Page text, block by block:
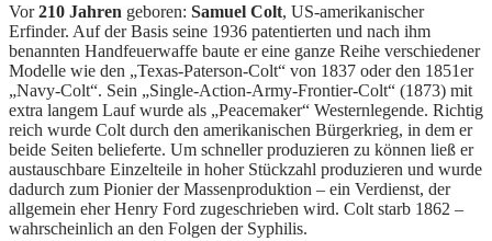
Vor210 Jahren geboren: Samuel Colt, US-amerikanischer
Erfinder. Auf der Basis seine 1936 patentierten und nach ihm
benannten Handfeuerwaffe baute er eine ganze Reihe verschiedener
Modelle wie den „Texas-Paterson-Colt“ von 1837 oder den 1851er
„Navy-Colt“. Sein „Single-Action-Army-Frontier-Colt“ (1873) mit
extra langem Lauf wurde als „Peacemaker“ Westernlegende. Richtig
reich wurde Colt durch den amerikanischen Bürgerkrieg, in dem er
beide Seiten belieferte. Um schneller produzieren zu können ließ er
austauschbare Einzelteile in hoher Stückzahl produzieren und wurde
dadurch zum Pionier der Massenproduktion – ein Verdienst, der
allgemein eher Henry Ford zugeschrieben wird. Colt starb 1862 –
wahrscheinlich an den Folgen der Syphilis.